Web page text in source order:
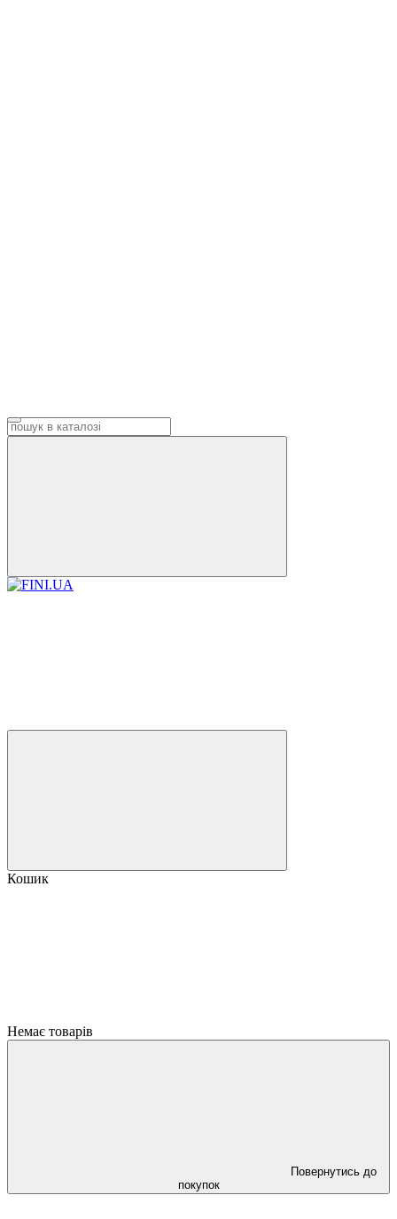
Кошик
Немає товарів
Повернутись до
покупок